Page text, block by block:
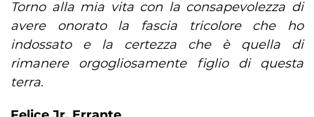
Torno alla mia vita con la consapevolezza di
avere onorato la fascia tricolore che ho
indossato e la certezza che è quella di
rimanere orgogliosamente figlio di questa
terra.